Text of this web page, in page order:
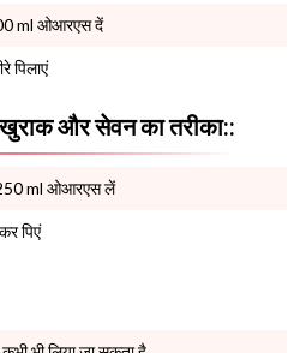
ml ओआरएस दें
पिलाएं
और सेवन का तरीका::
ml ओआरएस लें
पिएं